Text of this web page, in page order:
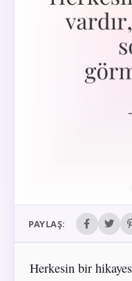
PAYLAŞ:
Herkesin bir